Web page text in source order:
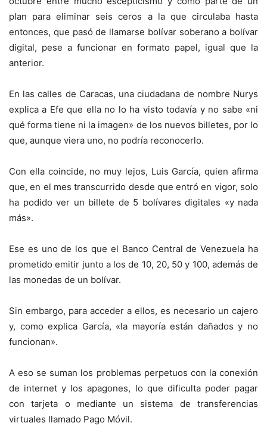
plan para eliminar seis ceros a la que circulaba hasta
entonces, que pasó de llamarse bolívar soberano a bolívar
digital, pese a funcionar en formato papel, igual que la
anterior.
En las calles de Caracas, una ciudadana de nombre Nurys
explica a Efe que ella no lo ha visto todavía y no sabe «ni
qué forma tiene ni la imagen» de los nuevos billetes, por lo
que, aunque viera uno, no podría reconocerlo.
Con ella coincide, no muy lejos, Luis García, quien afirma
que, en el mes transcurrido desde que entró en vigor, solo
ha podido ver un billete de 5 bolívares digitales «y nada
más».
Ese es uno de los que el Banco Central de Venezuela ha
prometido emitir junto a los de 10, 20, 50 y 100, además de
las monedas de un bolívar.
Sin embargo, para acceder a ellos, es necesario un cajero
y, como explica García, «la mayoría están dañados y no
funcionan».
A eso se suman los problemas perpetuos con la conexión
de internet y los apagones, lo que dificulta poder pagar
con tarjeta o mediante un sistema de transferencias
virtuales llamado Pago Móvil.